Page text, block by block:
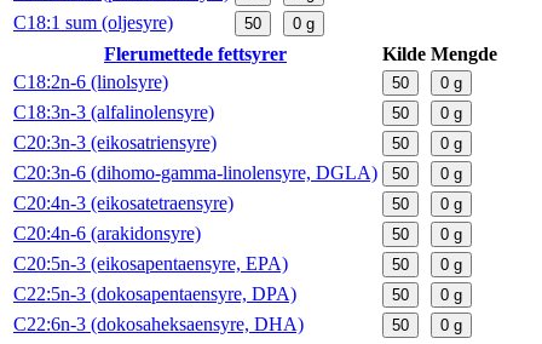
C18:1 sum (oljesyre) 50 0 g
Flerumettede fettsyrer Kilde Mengde
C18:2n-6 (linolsyre)
50 0 g
C18:3n-3 (alfalinolensyre) 50 0 g
C20:3n-3 (eikosatriensyre) 50 0 g
C20:3n-6 (dihomo-gamma-linolensyre, DGLA) 50 0 g
C20:4n-3 (eikosatetraensyre) 50 0 g
C20:4n-6 (arakidonsyre) 50 0 g
C20:5n-3 (eikosapentaensyre, EPA) 50 0 g
C22:5n-3 (dokosapentaensyre, DPA) 50 0 g
C22:6n-3 (dokosaheksaensyre, DHA) 50 0 g